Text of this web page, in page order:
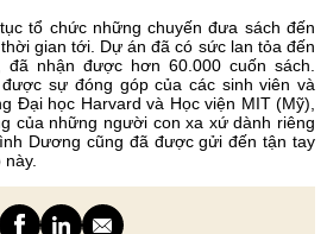
tổ chức những chuyến đưa sách đến
gian tới. Dự án đã có sức lan tỏa đến
nhận được hơn 60.000 cuốn sách.
sự đóng góp của các sinh viên và
Đại học Harvard và Học viện MIT (Mỹ),
của những người con xa xứ dành riêng
Dương cũng đã được gửi đến tận tay